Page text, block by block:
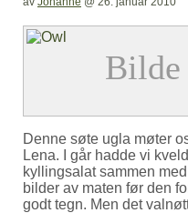
Denne søte ugla møter
Lena. I går hadde vi
kyllingsalat sammen
bilder av maten før den
godt tegn. Men det